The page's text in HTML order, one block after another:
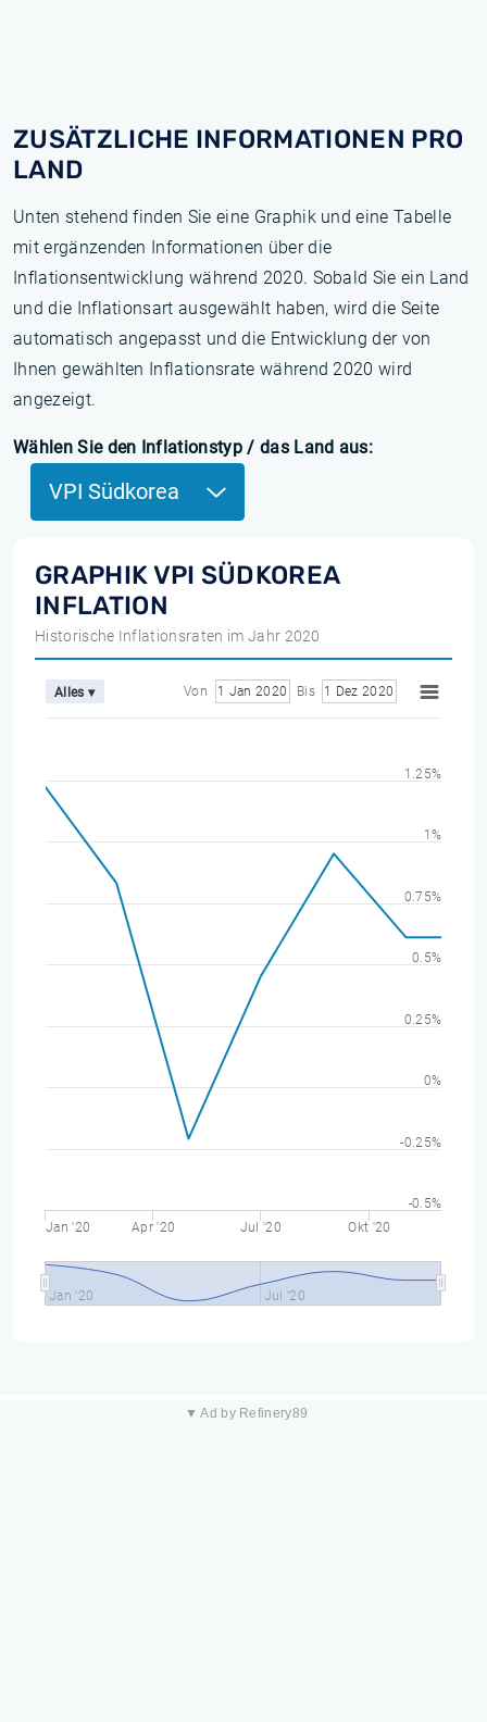
ZUSÄTZLICHE INFORMATIONEN PRO
LAND
Unten stehend finden Sie eine Graphik und eine Tabelle
mit ergänzenden Informationen über die
Inflationsentwicklung während 2020. Sobald Sie ein Land
und die Inflationsart ausgewählt haben, wird die Seite
automatisch angepasst und die Entwicklung der von
Ihnen gewählten Inflationsrate während 2020 wird
angezeigt.
Wählen Sie den Inflationstyp / das Land aus:
VPI Südkorea
GRAPHIK VPI SÜDKOREA
INFLATION
Historische Inflationsraten im Jahr 2020
Alles ▾ Von 1 Jan 2020 Bis 1 Dez 2020
Jan '20 Apr '20 Jul '20 Okt '20
Jan '20 Jul '20
-0.5%
-0.25%
0%
0.25%
0.5%
0.75%
1%
1.25%
▼ Ad by Refinery89